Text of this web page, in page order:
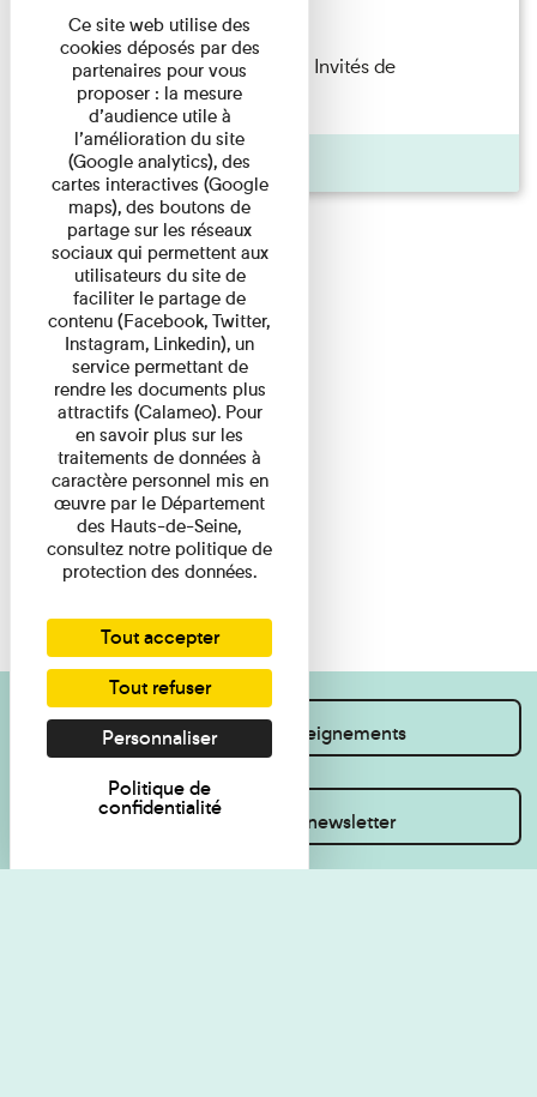
Lecture
Fanny Taillandier – Foudres Les Invités de
l’Imprimerie n°6 Lecture ...
Pages
Je souhaite des renseignements
Inscrivez-vous à la newsletter
Ce site web utilise des
cookies déposés par des
partenaires pour vous
proposer : la mesure
d’audience utile à
l’amélioration du site
(Google analytics), des
cartes interactives (Google
maps), des boutons de
partage sur les réseaux
sociaux qui permettent aux
utilisateurs du site de
faciliter le partage de
contenu (Facebook, Twitter,
Instagram, Linkedin), un
service permettant de
rendre les documents plus
attractifs (Calameo). Pour
en savoir plus sur les
traitements de données à
caractère personnel mis en
œuvre par le Département
des Hauts-de-Seine,
consultez notre politique de
protection des données.
Tout accepter
Tout refuser
Personnaliser
Politique de
confidentialité